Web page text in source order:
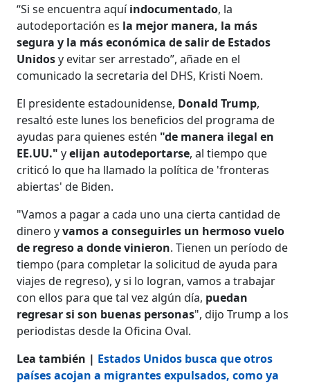
“Si se encuentra aquíindocumentado, la
autodeportación es la mejor manera, la más
segura y la más económica de salir de Estados
Unidosy evitar ser arrestado”, añade en el
comunicado la secretaria del DHS, Kristi Noem.
El presidente estadounidense, Donald Trump,
resaltó este lunes los beneficios del programa de
ayudas para quienes estén "de manera ilegal en
EE.UU." yelijan autodeportarse, al tiempo que
criticó lo que ha llamado la política de 'fronteras
abiertas' de Biden.
"Vamos a pagar a cada uno una cierta cantidad de
dinero yvamos a conseguirles un hermoso vuelo
de regreso a donde vinieron. Tienen un período de
tiempo (para completar la solicitud de ayuda para
viajes de regreso), y si lo logran, vamos a trabajar
con ellos para que tal vez algún día, puedan
regresar si son buenas personas", dijo Trump a los
periodistas desde la Oficina Oval.
Lea también | Estados Unidos busca que otros
países acojan a migrantes expulsados, como ya